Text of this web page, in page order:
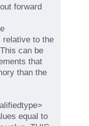
forward
relative to the
can be
that
than the
equal to